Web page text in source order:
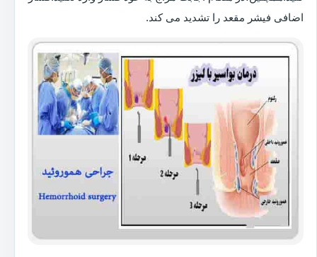
اضافی فیشر مقعد را تشدید می کند.